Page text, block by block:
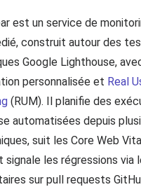
est un service de
construit autour des
Google Lighthouse,
personnalisée et Real
(RUM). Il planifie des
automatisées depuis
suit les Core Web
signale les régressions via
sur pull requests